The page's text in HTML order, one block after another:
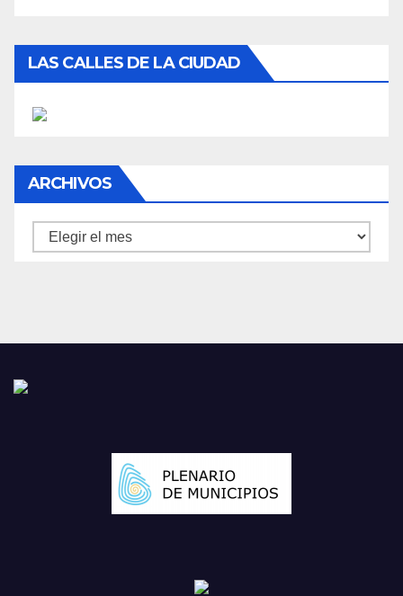
LAS CALLES DE LA CIUDAD
ARCHIVOS
Archivos